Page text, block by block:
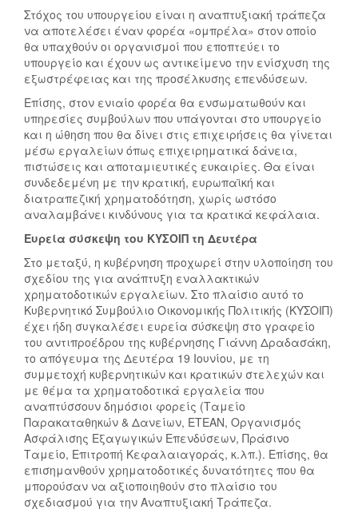
Στόχος του υπουργείου είναι η αναπτυξιακή τράπεζα
να αποτελέσει έναν φορέα «ομπρέλα» στον οποίο
θα υπαχθούν οι οργανισμοί που εποπτεύει το
υπουργείο και έχουν ως αντικείμενο την ενίσχυση της
εξωστρέφειας και της προσέλκυσης επενδύσεων.
Επίσης, στον ενιαίο φορέα θα ενσωματωθούν και
υπηρεσίες συμβούλων που υπάγονται στο υπουργείο
και η ώθηση που θα δίνει στις επιχειρήσεις θα γίνεται
μέσω εργαλείων όπως επιχειρηματικά δάνεια,
πιστώσεις και αποταμιευτικές ευκαιρίες. Θα είναι
συνδεδεμένη με την κρατική, ευρωπαϊκή και
διατραπεζική χρηματοδότηση, χωρίς ωστόσο
αναλαμβάνει κινδύνους για τα κρατικά κεφάλαια.
Ευρεία σύσκεψη του ΚΥΣΟΙΠ τη Δευτέρα
Στο μεταξύ, η κυβέρνηση προχωρεί στην υλοποίηση του
σχεδίου της για ανάπτυξη εναλλακτικών
χρηματοδοτικών εργαλείων. Στο πλαίσιο αυτό το
Κυβερνητικό Συμβούλιο Οικονομικής Πολιτικής (ΚΥΣΟΙΠ)
έχει ήδη συγκαλέσει ευρεία σύσκεψη στο γραφείο
του αντιπροέδρου της κυβέρνησης Γιάννη Δραδασάκη,
το απόγευμα της Δευτέρα 19 Ιουνίου, με τη
συμμετοχή κυβερνητικών και κρατικών στελεχών και
με θέμα τα χρηματοδοτικά εργαλεία που
αναπτύσσουν δημόσιοι φορείς (Ταμείο
Παρακαταθηκών & Δανείων, ΕΤΕΑΝ, Οργανισμός
Ασφάλισης Εξαγωγικών Επενδύσεων, Πράσινο
Ταμείο, Επιτροπή Κεφαλαιαγοράς, κ.λπ.). Επίσης, θα
επισημανθούν χρηματοδοτικές δυνατότητες που θα
μπορούσαν να αξιοποιηθούν στο πλαίσιο του
σχεδιασμού για την Αναπτυξιακή Τράπεζα.